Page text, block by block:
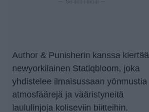
Author & Punisherin kanssa kiertää
newyorkilainen Statiqbloom, joka
yhdistelee ilmaisussaan yönmustia
atmosfäärejä ja vääristyneitä
laululinjoja koliseviin biitteihin.